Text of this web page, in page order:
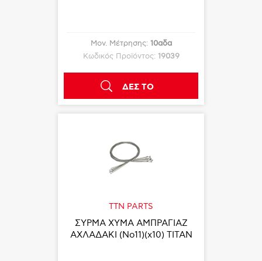
Μον. Μέτρησης: 10αδα
Κωδικός Προϊόντος: 19039
ΔΕΣ ΤΟ
TTN PARTS
ΣΥΡΜΑ ΧΥΜΑ ΑΜΠΡΑΓΙΑΖ
ΑΧΛΑΔΑΚΙ (Νο11)(x10) TITAN